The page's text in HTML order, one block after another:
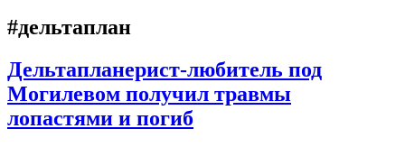
#дельтаплан
Дельтапланерист-любитель под
Могилевом получил травмы
лопастями и погиб